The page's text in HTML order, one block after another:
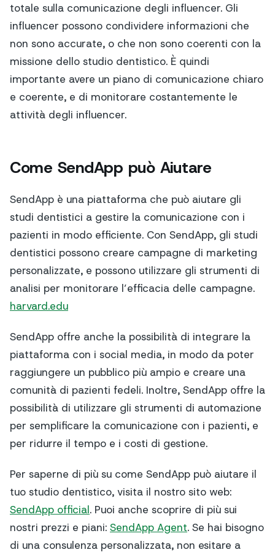
totale sulla comunicazione degli influencer. Gli
influencer possono condividere informazioni che
non sono accurate, o che non sono coerenti con la
missione dello studio dentistico. È quindi
importante avere un piano di comunicazione chiaro
e coerente, e di monitorare costantemente le
attività degli influencer.
Come SendApp può Aiutare
SendApp è una piattaforma che può aiutare gli
studi dentistici a gestire la comunicazione con i
pazienti in modo efficiente. Con SendApp, gli studi
dentistici possono creare campagne di marketing
personalizzate, e possono utilizzare gli strumenti di
analisi per monitorare l’efficacia delle campagne.
harvard.edu
SendApp offre anche la possibilità di integrare la
piattaforma con i social media, in modo da poter
raggiungere un pubblico più ampio e creare una
comunità di pazienti fedeli. Inoltre, SendApp offre la
possibilità di utilizzare gli strumenti di automazione
per semplificare la comunicazione con i pazienti, e
per ridurre il tempo e i costi di gestione.
Per saperne di più su come SendApp può aiutare il
tuo studio dentistico, visita il nostro sito web:
SendApp official. Puoi anche scoprire di più sui
nostri prezzi e piani: SendApp Agent. Se hai bisogno
di una consulenza personalizzata, non esitare a